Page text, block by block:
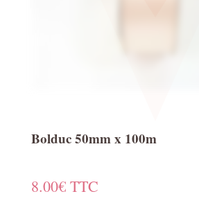
Bolduc 50mm x 100m
8.00€ TTC